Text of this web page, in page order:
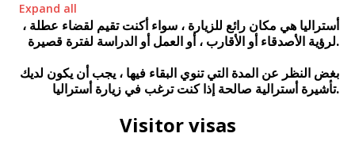
Expand all
أستراليا هي مكان رائع للزيارة ، سواء أكنت تقيم لقضاء عطلة ،
لرؤية الأصدقاء أو الأقارب ، أو العمل أو الدراسة لفترة قصيرة.
بغض النظر عن المدة التي تنوي البقاء فيها ، يجب أن يكون لديك
تأشيرة أسترالية صالحة إذا كنت ترغب في زيارة أستراليا.
Visitor visas